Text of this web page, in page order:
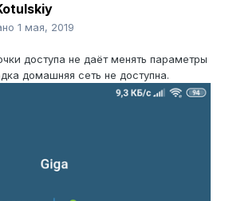
1 мая, 2019
доступа не даёт менять параметры
домашняя сеть не доступна.